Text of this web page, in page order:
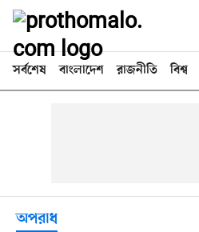
সর্বশেষ বাংলাদেশ রাজনীতি বিশ্ব
অপরাধ